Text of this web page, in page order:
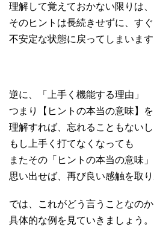
理解して覚えておかない限りは、
そのヒントは長続きせずに、すぐ
不安定な状態に戻ってしまいます
逆に、「上手く機能する理由」
つまり【ヒントの本当の意味】を
理解すれば、忘れることもないし
もし上手く打てなくなっても
またその「ヒントの本当の意味
思い出せば、再び良い感触を取
では、これがどう言うことなのか
具体的な例を見ていきましょう。